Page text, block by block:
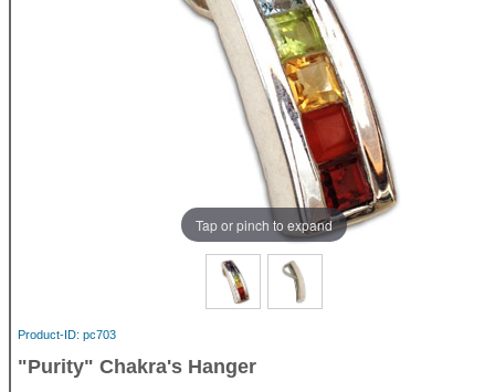
Tap or pinch to expand
Product-ID pc703
"Purity" Chakra's Hanger